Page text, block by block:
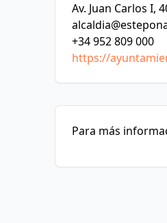
Av. Juan Carlos I,
+34 952 809 000
https://
Para más